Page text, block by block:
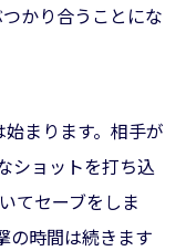
かり合うことにな
まります。相手が
ショットを打ち込
てセーブをしま
の時間は続きます